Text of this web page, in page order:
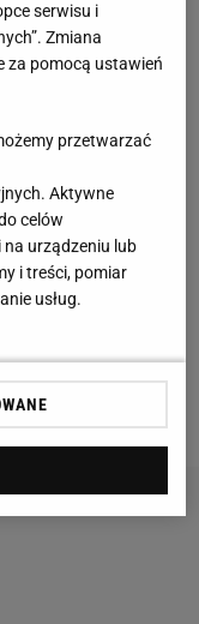
wyszła na mecz
widać
klubu wychodzi
serwisu i
Zmiana
za pomocą ustawień
przetwarzać
Aktywne
celów
urządzeniu lub
i treści, pomiar
usług.